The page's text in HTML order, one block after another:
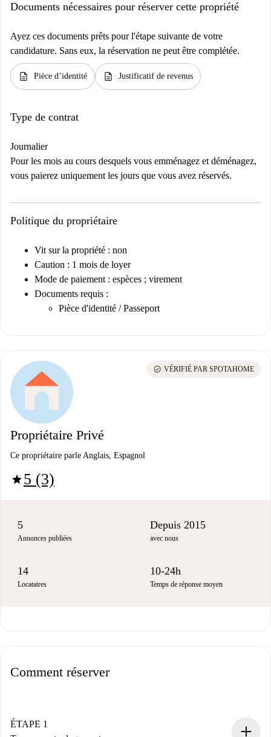
Documents nécessaires pour réserver cette propriété
Ayez ces documents prêts pour l'étape suivante de votre
candidature. Sans eux, la réservation ne peut être complétée.
description Pièce d’identité description Justificatif de revenus
Type de contrat
Journalier
Pour les mois au cours desquels vous emménagez et déménagez,
vous paierez uniquement les jours que vous avez réservés.
Politique du propriétaire
Vit sur la propriété : non
Caution : 1 mois de loyer
Mode de paiement : espèces ; virement
Documents requis :
Pièce d'identité / Passeport
Propriétaire Privé
Ce propriétaire parle Anglais, Espagnol
star5 (3)
check_circle VÉRIFIÉ PAR SPOTAHOME
5
Annonces publiées
Depuis 2015
avec nous
14
Locataires
10-24h
Temps de réponse moyen
Comment réserver
ÉTAPE 1